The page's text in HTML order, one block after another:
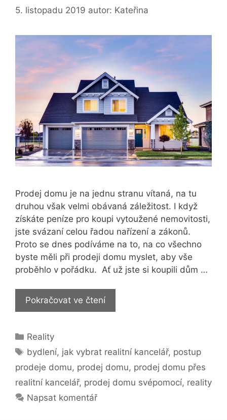
5. listopadu 2019 autor: Kateřina
Prodej domu je na jednu stranu vítaná, na tu
druhou však velmi obávaná záležitost. I když
získáte peníze pro koupi vytoužené nemovitosti,
jste svázaní celou řadou nařízení a zákonů.
Proto se dnes podíváme na to, na co všechno
byste měli při prodeji domu myslet, aby vše
proběhlo v pořádku. Ať už jste si koupili dům …
Pokračovat ve čteníJak
postupovat
domu
Rubriky
Reality
Štítky
bydlení, jak vybrat realitní kancelář, postup
prodeje domu, prodej domu, prodej domu přes
realitní kancelář, prodej domu svépomocí, reality
Napsat komentář